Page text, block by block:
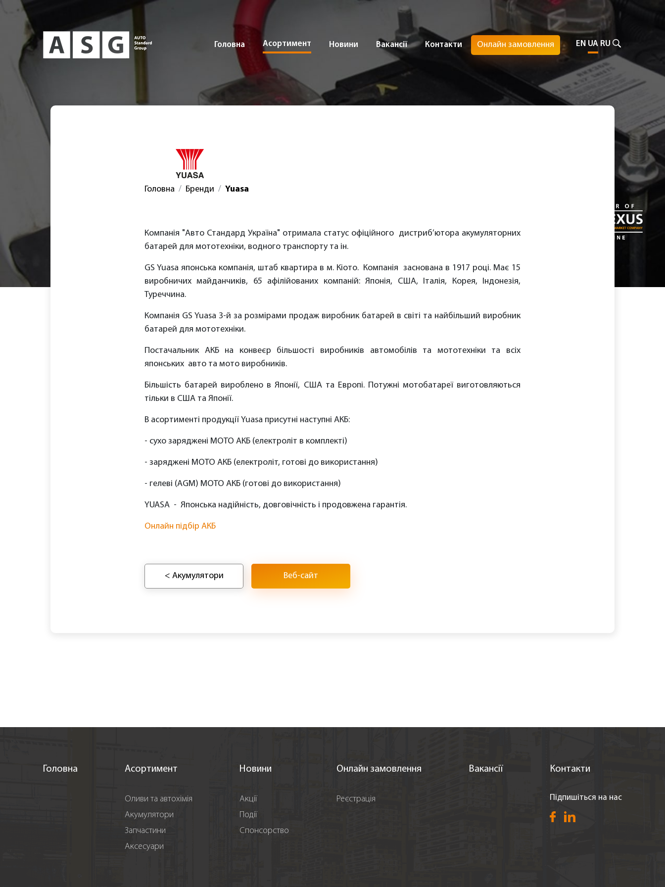
Головна Асортимент Новини Вакансії Контакти Онлайн замовлення EN UA RU
Головна Бренди Yuasa
Компанія "Авто Стандард Україна" отримала статус офіційного дистриб’ютора акумуляторних
батарей для мототехніки, водного транспорту та ін.
GS Yuasa японська компанія, штаб квартира в м. Кіото. Компанія заснована в 1917 році. Має 15
виробничих майданчиків, 65 афілійованих компаній: Японія, США, Італія, Корея, Індонезія,
Туреччина.
Компанія GS Yuasa 3-й за розмірами продаж виробник батарей в світі та найбільший виробник
батарей для мототехніки.
Постачальник АКБ на конвеєр більшості виробників автомобілів та мототехніки та всіх
японських авто та мото виробників.
Більшість батарей вироблено в Японії, США та Европі. Потужні мотобатареї виготовляються
тільки в США та Японії.
В асортименті продукції Yuasa присутні наступні АКБ:
- сухо заряджені МОТО АКБ (електроліт в комплекті)
- заряджені МОТО АКБ (електроліт, готові до використання)
- гелеві (AGM) МОТО АКБ (готові до використання)
YUASA - Японська надійність, довговічність і продовжена гарантія.
Онлайн підбір АКБ
< Акумулятори Веб-сайт
Головна Асортимент
Оливи та автохімія
Акумулятори
Запчастини
Аксесуари
Новини
Акції
Події
Спонсорство
Онлайн замовлення
Реєстрація
Вакансії Контакти
Підпишіться на нас